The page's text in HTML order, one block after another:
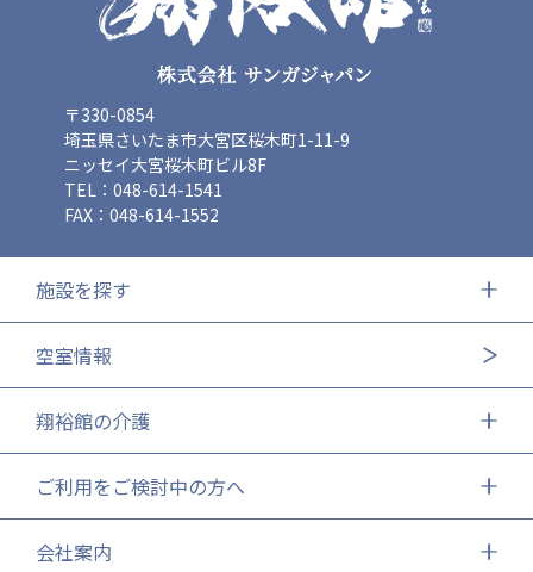
〒330-0854
埼玉県さいたま市大宮区桜木町1-11-9
ニッセイ大宮桜木町ビル8F
TEL：048-614-1541
FAX：048-614-1552
施設を探す
空室情報
翔裕館の介護
ご利用をご検討中の方へ
会社案内